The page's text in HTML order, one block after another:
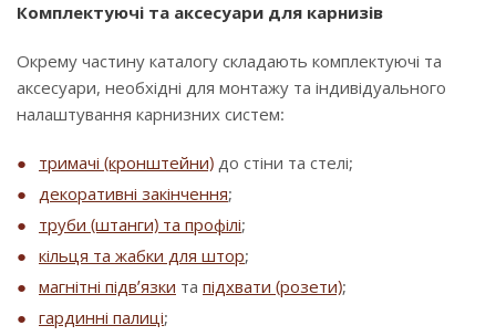
Комплектуючі та аксесуари для карнизів
Окрему частину каталогу складають комплектуючі та
аксесуари, необхідні для монтажу та індивідуального
налаштування карнизних систем:
тримачі (кронштейни) до стіни та стелі;
декоративні закінчення;
труби (штанги) та профілі;
кільця та жабки для штор;
магнітні підв’язки та підхвати (розети);
гардинні палиці;